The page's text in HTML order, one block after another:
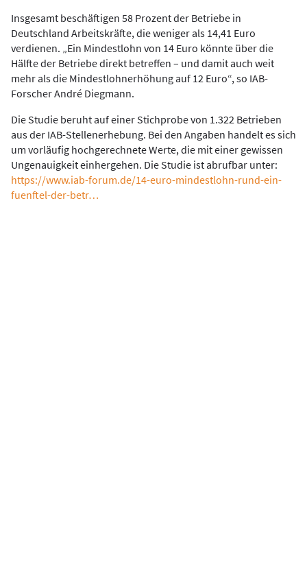
Insgesamt beschäftigen 58 Prozent der Betriebe in
Deutschland Arbeitskräfte, die weniger als 14,41 Euro
verdienen. „Ein Mindestlohn von 14 Euro könnte über die
Hälfte der Betriebe direkt betreffen – und damit auch weit
mehr als die Mindestlohnerhöhung auf 12 Euro“, so IAB-
Forscher André Diegmann.
Die Studie beruht auf einer Stichprobe von 1.322 Betrieben
aus der IAB-Stellenerhebung. Bei den Angaben handelt es sich
um vorläufig hochgerechnete Werte, die mit einer gewissen
Ungenauigkeit einhergehen. Die Studie ist abrufbar unter:
https://www.iab-forum.de/14-euro-mindestlohn-rund-ein-
fuenftel-der-betr…